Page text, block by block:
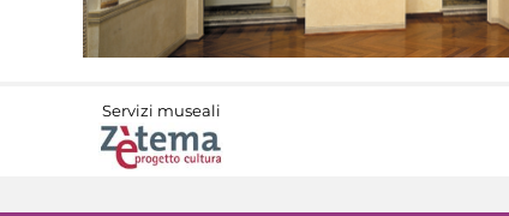
Servizi museali